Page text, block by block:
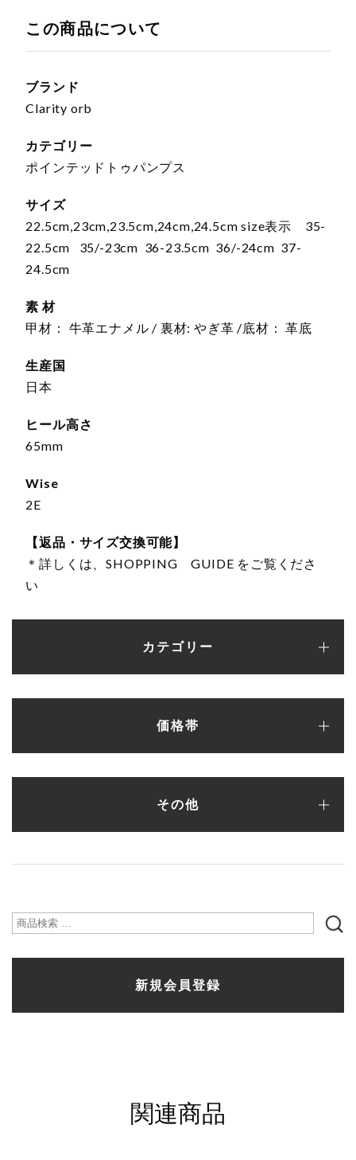
この商品について
ブランド
Clarity orb
カテゴリー
ポインテッドトゥパンプス
サイズ
22.5cm,23cm,23.5cm,24cm,24.5cm size表示 35-
22.5cm 35/-23cm 36-23.5cm 36/-24cm 37-
24.5cm
素 材
甲材： 牛革エナメル / 裏材: やぎ革 /底材： 革底
生産国
日本
ヒール高さ
65mm
Wise
2E
【返品・サイズ交換可能】
＊詳しくは、SHOPPING GUIDE をご覧くださ
い
カテゴリー
パンプス
フラットシューズ
バレエシューズ
ローファー・レースアップ
スリッポン
ブーツ
サンダル
スニーカー
カラーオーダーシューズ
ランキング
サンプルセール（一点もの）
シューケア・シューズ小物
新作アイテム
価格帯
〜¥5,000
¥5,001〜¥10,000
¥10,001〜¥15,000
¥15,001〜¥20,000
¥20,001〜¥25,000
¥25,001〜¥30,000
¥30,001〜
その他
新規会員登録
関連商品